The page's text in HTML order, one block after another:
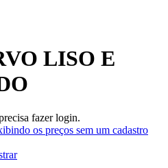
LISO E
fazer login.
os preços sem um cadastro